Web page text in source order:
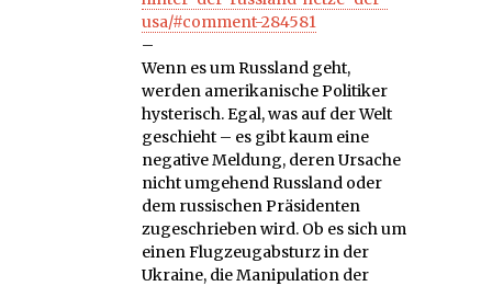
usa/#comment-284581
–
Wenn es um Russland geht,
werden amerikanische Politiker
hysterisch. Egal, was auf der Welt
geschieht – es gibt kaum eine
negative Meldung, deren Ursache
nicht umgehend Russland oder
dem russischen Präsidenten
zugeschrieben wird. Ob es sich um
einen Flugzeugabsturz in der
Ukraine, die Manipulation der